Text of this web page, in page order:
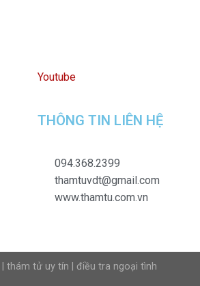
Youtube
THÔNG TIN LIÊN HỆ
094.368.2399
thamtuvdt@gmail.com
www.thamtu.com.vn
thám tử uy tín điều tra ngoại tình